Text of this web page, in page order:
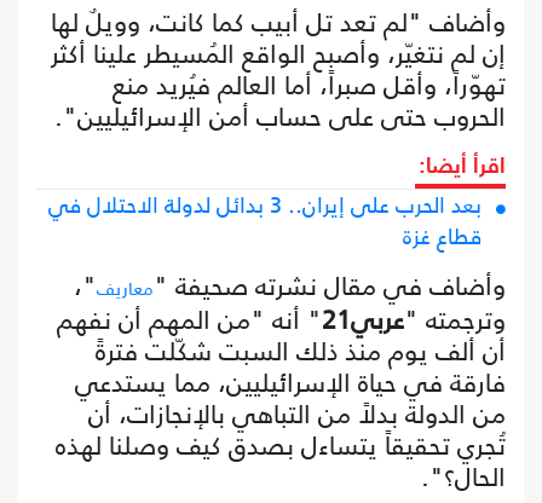
وأضاف "لم تعد تل أبيب كما كانت، وويلٌ لها
إن لم نتغيّر، وأصبح الواقع المُسيطر علينا أكثر
تهوّراً، وأقل صبراً، أما العالم فيُريد منع
الحروب حتى على حساب أمن الإسرائيليين".
اقرأ أيضا:
بعد الحرب على إيران.. 3 بدائل لدولة الاحتلال في
قطاع غزة
وأضاف في مقال نشرته صحيفة "معاريف"،
وترجمته "عربي21 " أنه "من المهم أن نفهم
أن ألف يوم منذ ذلك السبت شكّلت فترةً
فارقة في حياة الإسرائيليين، مما يستدعي
من الدولة بدلاً من التباهي بالإنجازات، أن
تُجري تحقيقاً يتساءل بصدق كيف وصلنا لهذه
الحال؟".